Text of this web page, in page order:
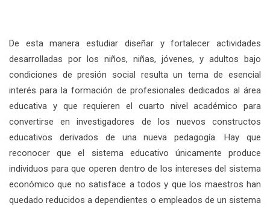
De esta manera estudiar diseñar y fortalecer actividades
desarrolladas por los niños, niñas, jóvenes, y adultos bajo
condiciones de presión social resulta un tema de esencial
interés para la formación de profesionales dedicados al área
educativa y que requieren el cuarto nivel académico para
convertirse en investigadores de los nuevos constructos
educativos derivados de una nueva pedagogía. Hay que
reconocer que el sistema educativo únicamente produce
individuos para que operen dentro de los intereses del sistema
económico que no satisface a todos y que los maestros han
quedado reducidos a dependientes o empleados de un sistema